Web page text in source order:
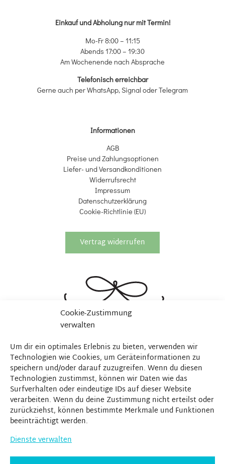
Cookie-Zustimmung
verwalten
Um dir ein optimales Erlebnis zu bieten, verwenden wir
Technologien wie Cookies, um Geräteinformationen zu
speichern und/oder darauf zuzugreifen. Wenn du diesen
Technologien zustimmst, können wir Daten wie das
Surfverhalten oder eindeutige IDs auf dieser Website
verarbeiten. Wenn du deine Zustimmung nicht erteilst oder
zurückziehst, können bestimmte Merkmale und Funktionen
beeinträchtigt werden.
Dienste verwalten
Einkauf und Abholung nur mit Termin!
Mo-Fr 8:00 – 11:15
Abends 17:00 – 19:30
Am Wochenende nach Absprache
Telefonisch erreichbar
Gerne auch per WhatsApp, Signal oder Telegram
Informationen
AGB
Preise und Zahlungsoptionen
Liefer- und Versandkonditionen
Widerrufsrecht
Impressum
Datenschutzerklärung
Cookie-Richtlinie (EU)
Vertrag widerrufen